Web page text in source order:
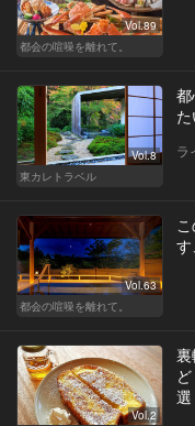
Vol.89
都会の喧噪を離れて。
Vol.8
東カレトラベル
ラ
Vol.63
都会の喧噪を離れて。
Vol.2
選